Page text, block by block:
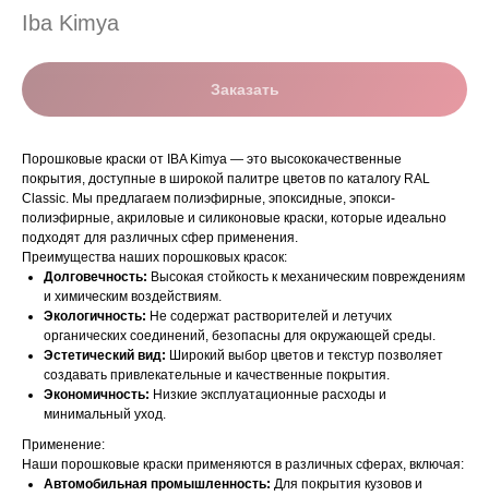
Iba Kimya
Заказать
Порошковые краски от IBA Kimya — это высококачественные
покрытия, доступные в широкой палитре цветов по каталогу RAL
Classic. Мы предлагаем полиэфирные, эпоксидные, эпокси-
полиэфирные, акриловые и силиконовые краски, которые идеально
подходят для различных сфер применения.
Преимущества наших порошковых красок:
Долговечность: Высокая стойкость к механическим повреждениям
и химическим воздействиям.
Экологичность: Не содержат растворителей и летучих
органических соединений, безопасны для окружающей среды.
Эстетический вид: Широкий выбор цветов и текстур позволяет
создавать привлекательные и качественные покрытия.
Экономичность: Низкие эксплуатационные расходы и
минимальный уход.
Применение:
Наши порошковые краски применяются в различных сферах, включая:
Автомобильная промышленность: Для покрытия кузовов и